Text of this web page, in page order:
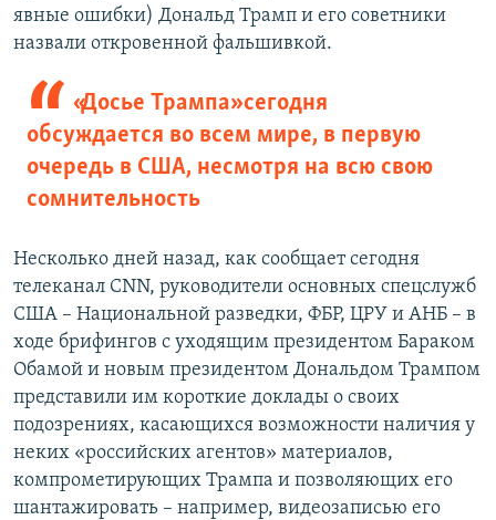
явные ошибки) Дональд Трамп и его советники
назвали откровенной фальшивкой.
«Досье Трампа» сегодня
обсуждается во всем мире, в первую
очередь в США, несмотря на всю свою
сомнительность
Несколько дней назад, как сообщает сегодня
телеканал CNN, руководители основных спецслужб
США – Национальной разведки, ФБР, ЦРУ и АНБ – в
ходе брифингов с уходящим президентом Бараком
Обамой и новым президентом Дональдом Трампом
представили им короткие доклады о своих
подозрениях, касающихся возможности наличия у
неких «российских агентов» материалов,
компрометирующих Трампа и позволяющих его
шантажировать – например, видеозаписью его